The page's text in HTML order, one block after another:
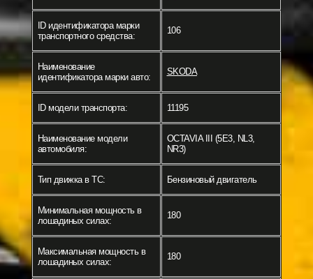
ID идентификатора марки
транспортного средства:
106
Наименование
идентификатора марки авто:
SKODA
ID модели транспорта: 11195
Наименование модели
автомобиля:
OCTAVIA III (5E3, NL3,
NR3)
Тип движка в ТС: Бензиновый двигатель
Минимальная мощность в
лошадиных силах:
180
Максимальная мощность в
лошадиных силах:
180